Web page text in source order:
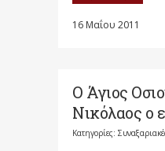
16 Μαΐου 2011
Ο Άγιος
Νικόλαος ο
Κατηγορίες: